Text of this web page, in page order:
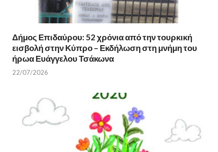
Δήμος Επιδαύρου: 52 χρόνια από την τουρκική
εισβολή στην Κύπρο – Εκδήλωση στη μνήμη του
ήρωα Ευάγγελου Τσάκωνα
22/07/2026